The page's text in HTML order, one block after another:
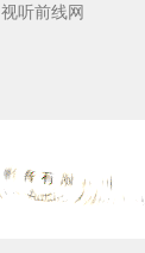
视听前线网